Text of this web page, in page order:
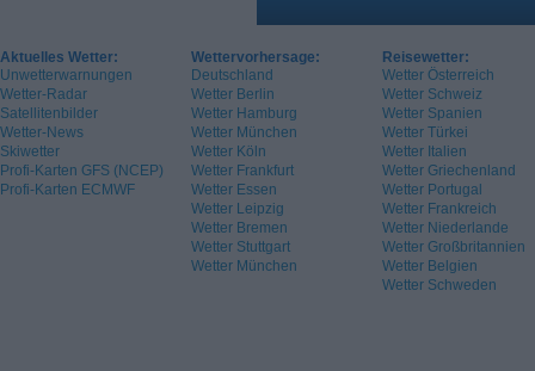
Aktuelles Wetter:
Unwetterwarnungen
Wetter-Radar
Satellitenbilder
Wetter-News
Skiwetter
Profi-Karten GFS (NCEP)
Profi-Karten ECMWF
Wettervorhersage:
Deutschland
Wetter Berlin
Wetter Hamburg
Wetter München
Wetter Köln
Wetter Frankfurt
Wetter Essen
Wetter Leipzig
Wetter Bremen
Wetter Stuttgart
Wetter München
Reisewetter:
Wetter Österreich
Wetter Schweiz
Wetter Spanien
Wetter Türkei
Wetter Italien
Wetter Griechenland
Wetter Portugal
Wetter Frankreich
Wetter Niederlande
Wetter Großbritannien
Wetter Belgien
Wetter Schweden